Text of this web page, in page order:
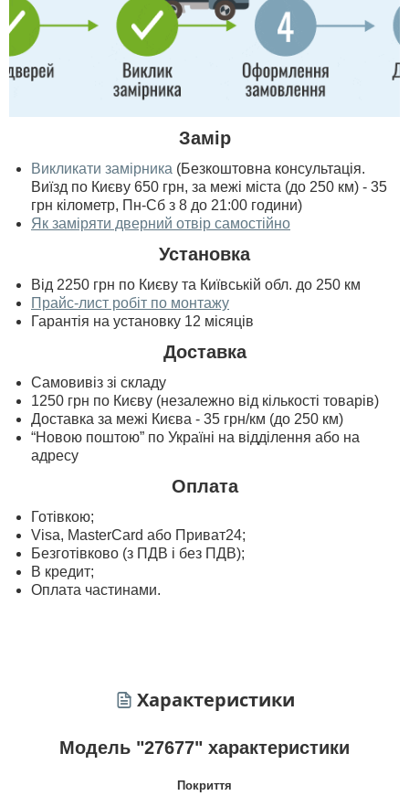
Замір
Викликати замірника (Безкоштовна консультація.
Виїзд по Києву 650 грн, за межі міста (до 250 км) - 35
грн кілометр, Пн-Сб з 8 до 21:00 години)
Як заміряти дверний отвір самостійно
Установка
Від 2250 грн по Києву та Київській обл. до 250 км
Прайс-лист робіт по монтажу
Гарантія на установку 12 місяців
Доставка
Самовивіз зі складу
1250 грн по Києву (незалежно від кількості товарів)
Доставка за межі Києва - 35 грн/км (до 250 км)
“Новою поштою” по Україні на відділення або на
адресу
Оплата
Готівкою;
Visa, MasterСard або Приват24;
Безготівково (з ПДВ і без ПДВ);
В кредит;
Оплата частинами.
Характеристики
Модель "27677" характеристики
Покриття